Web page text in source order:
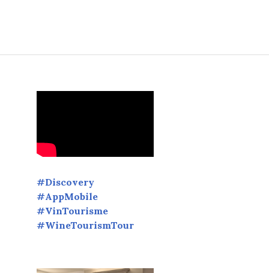
de sublimes inspirations œnologiques.
#Discovery
#AppMobile
#VinTourisme
#WineTourismTour